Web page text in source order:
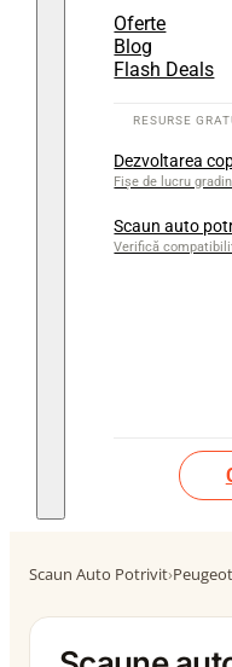
Oferte
Blog
Flash Deals
Dezvoltarea
Fișe de lucru
Scaun auto
Verifică
Scaun Auto Potrivit›Peugeot